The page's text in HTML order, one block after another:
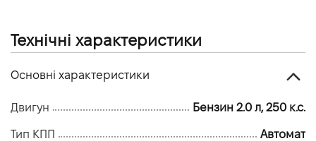
Технічні характеристики
Основні характеристики
Двигун Бензин 2.0 л, 250 к.с.
Тип КПП Автомат